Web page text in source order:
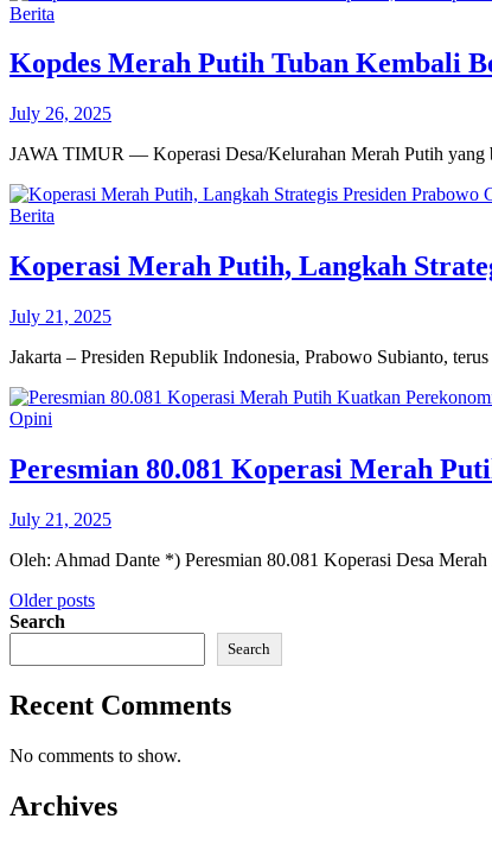
Berita
Kopdes Merah Putih Tuban Kembali
July 26, 2025
JAWA TIMUR — Koperasi Desa/Kelurahan Merah Putih yang
Berita
Koperasi Merah Putih, Langkah
July 21, 2025
Jakarta – Presiden Republik Indonesia, Prabowo Subianto,
Opini
Peresmian 80.081 Koperasi Merah
July 21, 2025
Oleh: Ahmad Dante *) Peresmian 80.081 Koperasi Desa
Posts
navigation
Older posts
Search
Search
Recent Comments
No comments to show.
Archives